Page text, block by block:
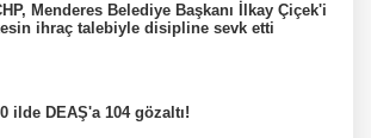
Menderes Belediye Başkanı İlkay Çiçek'i
ihraç talebiyle disipline sevk etti
ilde DEAŞ'a 104 gözaltı!